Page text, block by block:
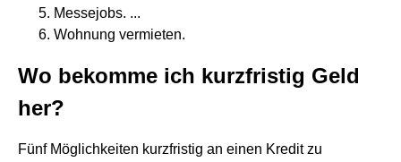
Messejobs. ...
Wohnung vermieten.
Wo bekomme ich kurzfristig Geld
her?
Fünf Möglichkeiten kurzfristig an einen Kredit zu